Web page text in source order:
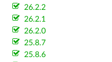
26.2.2
26.2.1
26.2.0
25.8.7
25.8.6